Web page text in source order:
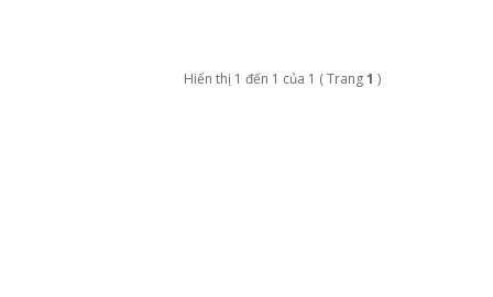
Hiển thị 1 đến 1 của 1 ( Trang1 )